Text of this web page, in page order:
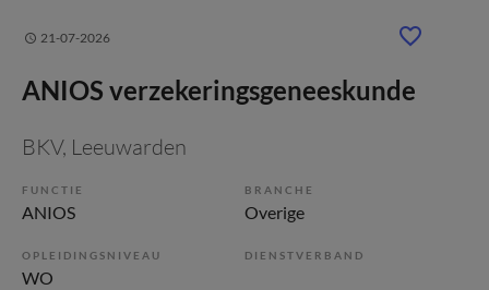
21-07-2026
ANIOS verzekeringsgeneeskunde
BKV, Leeuwarden
FUNCTIE
ANIOS
BRANCHE
Overige
OPLEIDINGSNIVEAU
WO
DIENSTVERBAND